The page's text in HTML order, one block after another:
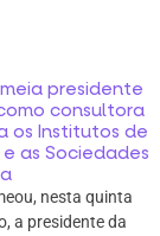
presidente
consultora
os Institutos de
as Sociedades
nesta quinta
a presidente da